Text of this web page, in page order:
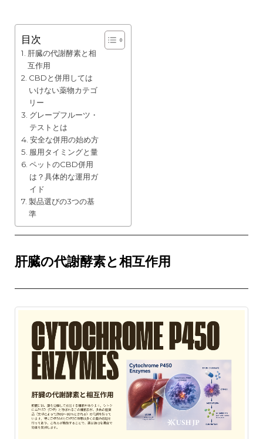
目次
肝臓の代謝酵素と相
互作用
CBDと併用しては
いけない薬物カテゴ
リー
グレープフルーツ・
テストとは
安全な併用の始め方
服用タイミングと量
ペットのCBD併用
は？具体的な運用ガ
イド
製品選びの3つの基
準
肝臓の代謝酵素と相互作用